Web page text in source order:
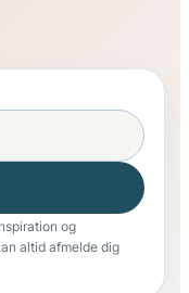
og
altid afmelde dig